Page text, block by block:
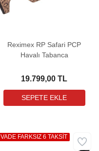
Reximex RP Safari PCP
Havalı Tabanca
19.799,00 TL
VADE FARKSIZ 6 TAKSİT